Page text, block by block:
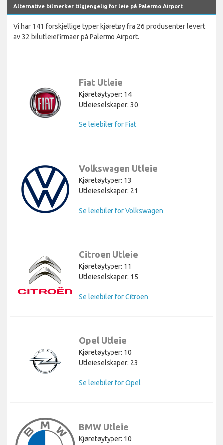
Alternative bilmerker tilgjengelig for leie på Palermo Airport
Vi har 141 forskjellige typer kjøretøy fra 26 produsenter levert
av 32 bilutleiefirmaer på Palermo Airport.
Fiat Utleie
Kjøretøytyper: 14
Utleieselskaper: 30
Se leiebiler for Fiat
Volkswagen Utleie
Kjøretøytyper: 13
Utleieselskaper: 21
Se leiebiler for Volkswagen
Citroen Utleie
Kjøretøytyper: 11
Utleieselskaper: 15
Se leiebiler for Citroen
Opel Utleie
Kjøretøytyper: 10
Utleieselskaper: 23
Se leiebiler for Opel
BMW Utleie
Kjøretøytyper: 10